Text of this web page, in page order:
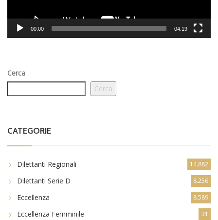
Dilettanti Regionali
Dilettanti Serie D 8.256
Eccellenza 8.589
Eccellenza Femminile 31
Giovanili 9.022